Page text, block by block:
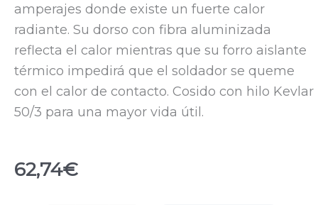
amperajes donde existe un fuerte calor
radiante. Su dorso con fibra aluminizada
reflecta el calor mientras que su forro aislante
térmico impedirá que el soldador se queme
con el calor de contacto. Cosido con hilo Kevlar
50/3 para una mayor vida útil.
62,74€